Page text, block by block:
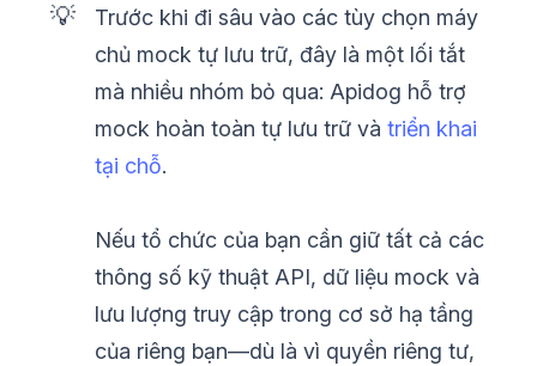
💡
Trước khi đi sâu vào các tùy chọn máy
chủ mock tự lưu trữ, đây là một lối tắt
mà nhiều nhóm bỏ qua: Apidog hỗ trợ
mock hoàn toàn tự lưu trữ vàtriển khai
tại chỗ.
Nếu tổ chức của bạn cần giữ tất cả các
thông số kỹ thuật API, dữ liệu mock và
lưu lượng truy cập trong cơ sở hạ tầng
của riêng bạn—dù là vì quyền riêng tư,